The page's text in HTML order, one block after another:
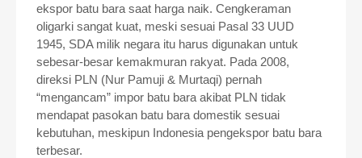
ekspor batu bara saat harga naik. Cengkeraman
oligarki sangat kuat, meski sesuai Pasal 33 UUD
1945, SDA milik negara itu harus digunakan untuk
sebesar-besar kemakmuran rakyat. Pada 2008,
direksi PLN (Nur Pamuji & Murtaqi) pernah
“mengancam” impor batu bara akibat PLN tidak
mendapat pasokan batu bara domestik sesuai
kebutuhan, meskipun Indonesia pengekspor batu bara
terbesar.